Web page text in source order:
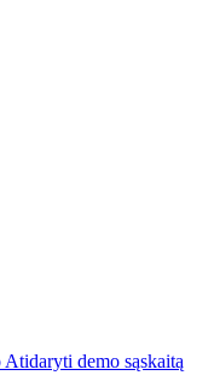
Atidaryti demo sąskaitą